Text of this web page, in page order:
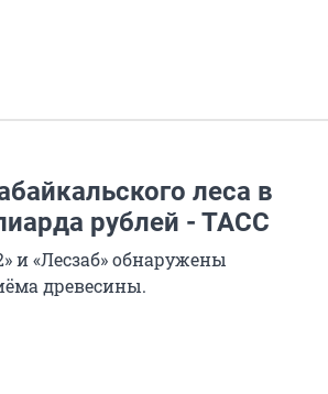
леса в
рублей - ТАСС
и «Лесзаб» обнаружены
древесины.